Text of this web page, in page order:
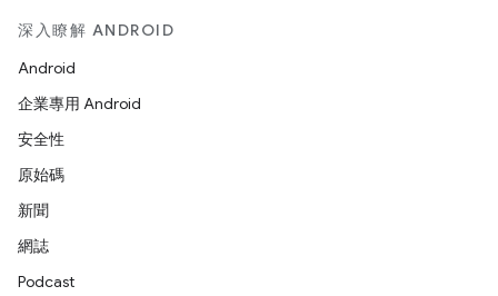
深入瞭解 ANDROID
Android
企業專用 Android
安全性
原始碼
新聞
網誌
Podcast